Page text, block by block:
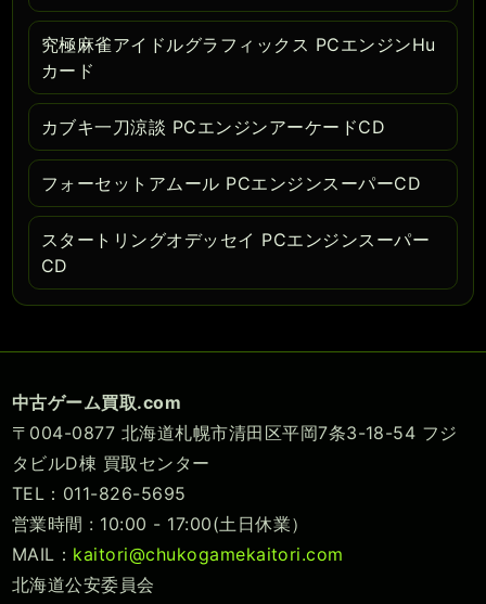
究極麻雀アイドルグラフィックス PCエンジンHu
カード
カブキ一刀涼談 PCエンジンアーケードCD
フォーセットアムール PCエンジンスーパーCD
スタートリングオデッセイ PCエンジンスーパー
CD
中古ゲーム買取.com
〒004-0877 北海道札幌市清田区平岡7条3-18-54 フジ
タビルD棟 買取センター
TEL：011-826-5695
営業時間 : 10:00 - 17:00(土日休業）
MAIL： kaitori@chukogamekaitori.com
北海道公安委員会